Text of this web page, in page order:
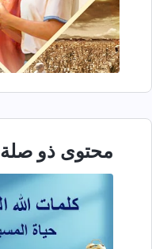
محتوى ذو صلة